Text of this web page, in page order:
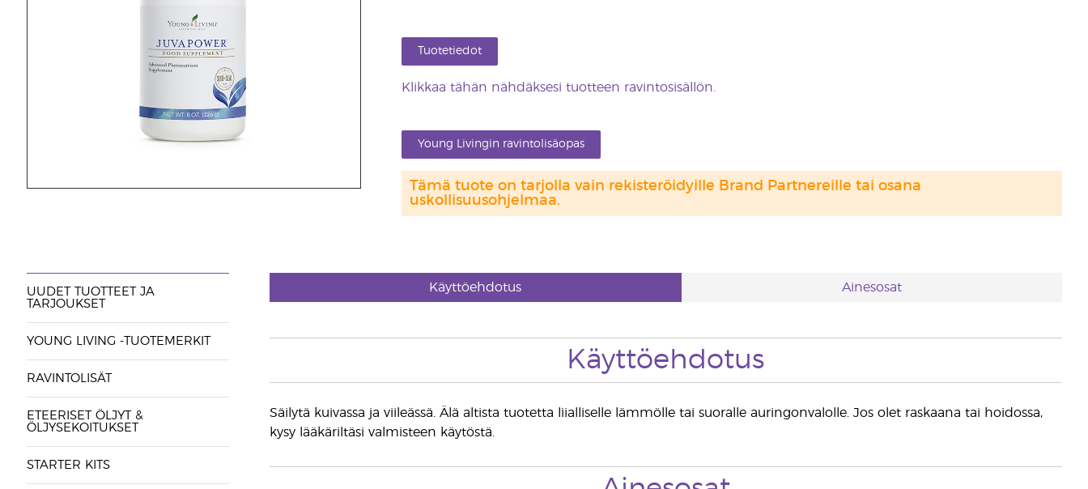
Tuotetiedot
Klikkaa tähän nähdäksesi tuotteen ravintosisällön.
Young Livingin ravintolisäopas
Tämä tuote on tarjolla vain rekisteröidyille Brand Partnereille tai osana
uskollisuusohjelmaa.
UUDET TUOTTEET JA
TARJOUKSET
YOUNG LIVING -TUOTEMERKIT
RAVINTOLISÄT
ETEERISET ÖLJYT &
ÖLJYSEKOITUKSET
STARTER KITS
Käyttöehdotus Ainesosat
Käyttöehdotus
Säilytä kuivassa ja viileässä. Älä altista tuotetta liialliselle lämmölle tai suoralle auringonvalolle. Jos olet raskaana tai hoidossa,
kysy lääkäriltäsi valmisteen käytöstä.